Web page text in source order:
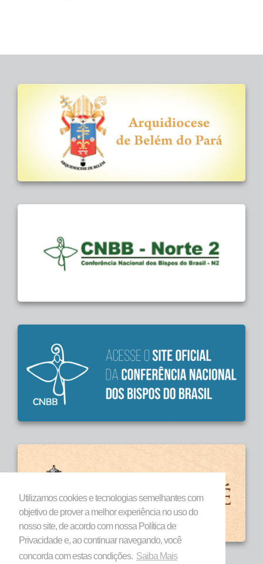
Utilizamos cookies e tecnologias semelhantes com
objetivo de prover a melhor experiência no uso do
nosso site, de acordo com nossa Política de
Privacidade e, ao continuar navegando, você
concorda com estas condições. Saiba Mais